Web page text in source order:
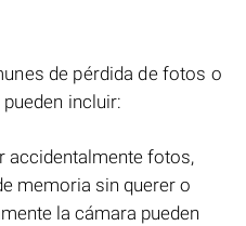
de pérdida de fotos o
pueden incluir:
accidentalmente fotos,
memoria sin querer o
la cámara pueden